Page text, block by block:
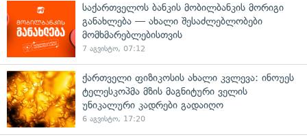
საქართველოს ბანკის მობილბანკის მორიგი
განახლება — ახალი შესაძლებლობები
მომხმარებლებისთვის
7 აგვისტო, 07:12
ქართველი ფიზიკოსის ახალი კვლევა: ინოუეს
ტელესკოპმა მზის მაგნიტური ველის
უნიკალური კადრები გადაიღო
6 აგვისტო, 17:20